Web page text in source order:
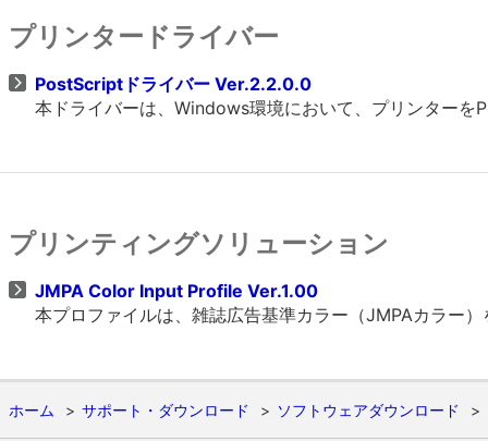
プリンタードライバー
PostScriptドライバー Ver.2.2.0.0
本ドライバーは、Windows環境において、プリンター
プリンティングソリューション
JMPA Color Input Profile Ver.1.00
本プロファイルは、雑誌広告基準カラー（JMPAカラー
ホーム サポート・ダウンロード ソフトウェアダウンロード